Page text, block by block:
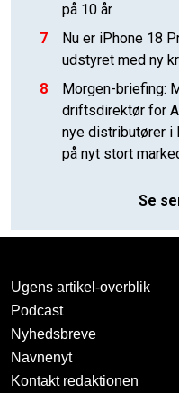
på 10 år
7
Nu er iPhone 18
udstyret med ny
8
Morgen-briefing:
driftsdirektør for
nye distributører i
på nyt stort
Se
Ugens artikel-overblik
Podcast
Nyhedsbreve
Navnenyt
Kontakt redaktionen